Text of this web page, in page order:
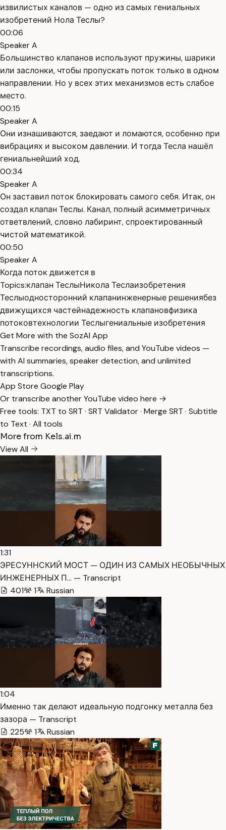
извилистых каналов — одно из самых гениальных
изобретений Нола Теслы?
00:06
Speaker A
Большинство клапанов используют пружины, шарики
или заслонки, чтобы пропускать поток только в одном
направлении. Но у всех этих механизмов есть слабое
место.
00:15
Speaker A
Они изнашиваются, заедают и ломаются, особенно при
вибрациях и высоком давлении. И тогда Тесла нашёл
гениальнейший ход.
00:34
Speaker A
Он заставил поток блокировать самого себя. Итак, он
создал клапан Теслы. Канал, полный асимметричных
ответвлений, словно лабиринт, спроектированный
чистой математикой.
00:50
Speaker A
Когда поток движется в
Topics:клапан ТеслыНикола Теслаизобретения
Теслыодносторонний клапанинженерные решениябез
движущихся частейнадежность клапановфизика
потоковтехнологии Теслыгениальные изобретения
Get More with the SozAI App
Transcribe recordings, audio files, and YouTube videos —
with AI summaries, speaker detection, and unlimited
transcriptions.
App Store Google Play
Or transcribe another YouTube video here →
Free tools: TXT to SRT · SRT Validator· Merge SRT · Subtitle
to Text · All tools
More from Kels.ai.m
View All
1:31
ЭРЕСУННСКИЙ МОСТ — ОДИН ИЗ САМЫХ НЕОБЫЧНЫХ
ИНЖЕНЕРНЫХ П… — Transcript
401
1 Russian
1:04
Именно так делают идеальную подгонку металла без
зазора — Transcript
225
1 Russian